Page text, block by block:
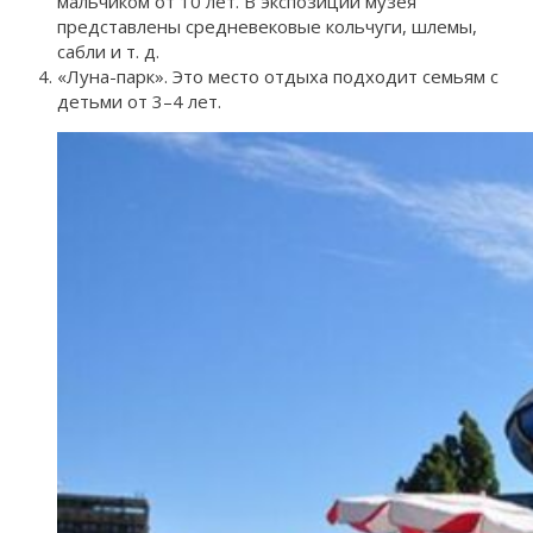
представлены средневековые кольчуги, шлемы,
сабли и т. д.
«Луна-парк». Это место отдыха подходит семьям с
детьми от 3–4 лет.